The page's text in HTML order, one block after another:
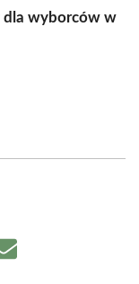
dla wyborców w
Share